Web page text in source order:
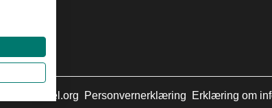
Thuiswinkel.org Personvernerklæring Erklæring om